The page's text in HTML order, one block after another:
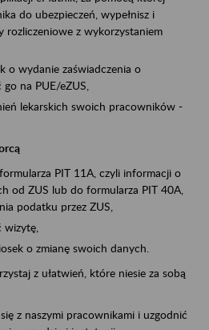
do ubezpieczeń, wypełnisz i
rozliczeniowe z wykorzystaniem
o wydanie zaświadczenia o
na PUE/eZUS,
lekarskich swoich pracowników -
PIT 11A, czyli informacji o
od ZUS lub do formularza PIT 40A,
podatku przez ZUS,
wizytę,
o zmianę swoich danych.
z ułatwień, które niesie za sobą
z naszymi pracownikami i uzgodnić